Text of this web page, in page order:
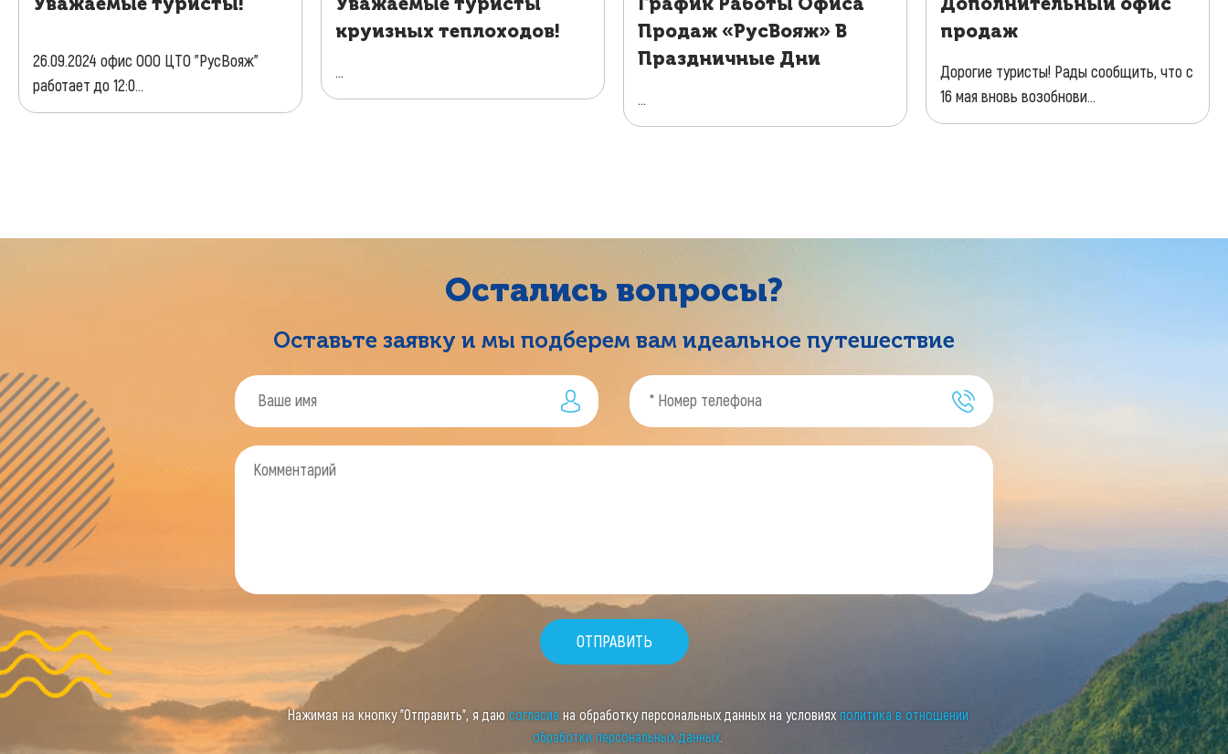
26.09.2024 офис ООО ЦТО "РусВояж"
работает до 12:0...
круизных теплоходов!
...
Продаж «РусВояж» В
Праздничные Дни
...
продаж
Дорогие туристы! Рады сообщить, что с
16 мая вновь возобнови...
Остались вопросы?
Оставьте заявку и мы подберем вам идеальное путешествие
Нажимая на кнопку "Отправить", я даюсогласие на обработку персональных данных на условиях политика в отношении
обработки персональных данных.